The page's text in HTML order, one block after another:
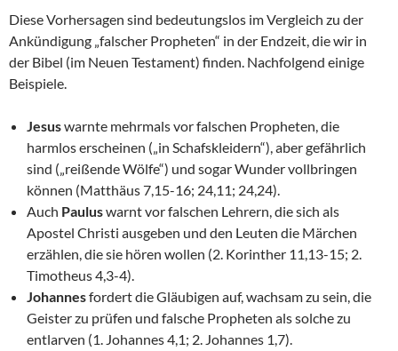
Diese Vorhersagen sind bedeutungslos im Vergleich zu der
Ankündigung „falscher Propheten“ in der Endzeit, die wir in
der Bibel (im Neuen Testament) finden. Nachfolgend einige
Beispiele.
Jesuswarnte mehrmals vor falschen Propheten, die
harmlos erscheinen („in Schafskleidern“), aber gefährlich
sind („reißende Wölfe“) und sogar Wunder vollbringen
können (Matthäus 7,15-16; 24,11; 24,24).
Auch Pauluswarnt vor falschen Lehrern, die sich als
Apostel Christi ausgeben und den Leuten die Märchen
erzählen, die sie hören wollen (2. Korinther 11,13-15; 2.
Timotheus 4,3-4).
Johannesfordert die Gläubigen auf, wachsam zu sein, die
Geister zu prüfen und falsche Propheten als solche zu
entlarven (1. Johannes 4,1; 2. Johannes 1,7).